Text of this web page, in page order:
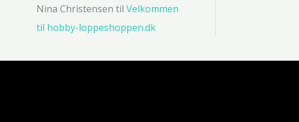
Nina Christensen til Velkommen
til hobby-loppeshoppen.dk